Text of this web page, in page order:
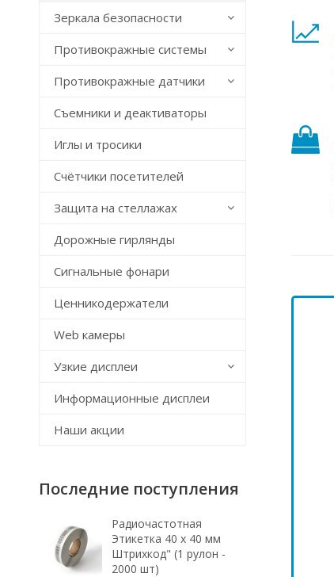
Зеркала безопасности
Противокражные системы
Противокражные датчики
Съемники и деактиваторы
Иглы и тросики
Счётчики посетителей
Защита на стеллажах
Дорожные гирлянды
Сигнальные фонари
Ценникодержатели
Web камеры
Узкие дисплеи
Информационные дисплеи
Наши акции
Последние поступления
Радиочастотная
Этикетка 40 х 40 мм
Штрихкод" (1 рулон -
2000 шт)